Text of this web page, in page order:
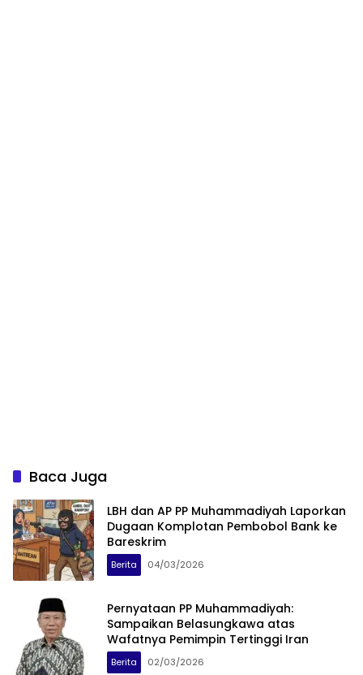
Baca Juga
LBH dan AP PP Muhammadiyah Laporkan
Dugaan Komplotan Pembobol Bank ke
Bareskrim
Berita 04/03/2026
Pernyataan PP Muhammadiyah:
Sampaikan Belasungkawa atas
Wafatnya Pemimpin Tertinggi Iran
Berita 02/03/2026